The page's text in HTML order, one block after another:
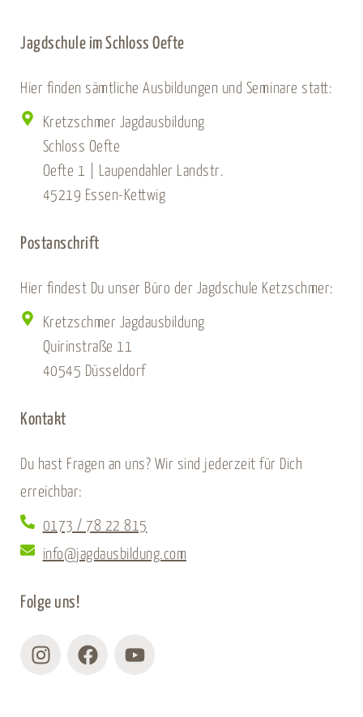
Jagdschule im Schloss Oefte
Hier finden sämtliche Ausbildungen und Seminare statt:
Kretzschmer Jagdausbildung
Schloss Oefte
Oefte 1 | Laupendahler Landstr.
45219 Essen-Kettwig
Postanschrift
Hier findest Du unser Büro der Jagdschule Ketzschmer:
Kretzschmer Jagdausbildung
Quirinstraße 11
40545 Düsseldorf
Kontakt
Du hast Fragen an uns? Wir sind jederzeit für Dich
erreichbar:
0173 / 78 22 815
info@jagdausbildung.com
Folge uns!
InstagramFacebookYoutube